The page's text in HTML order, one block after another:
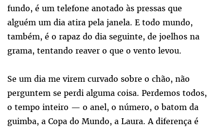
fundo, é um telefone anotado às pressas que
alguém um dia atira pela janela. E todo mundo,
também, é o rapaz do dia seguinte, de joelhos na
grama, tentando reaver o que o vento levou.
Se um dia me virem curvado sobre o chão, não
perguntem se perdi alguma coisa. Perdemos todos,
o tempo inteiro — o anel, o número, o batom da
guimba, a Copa do Mundo, a Laura. A diferença é